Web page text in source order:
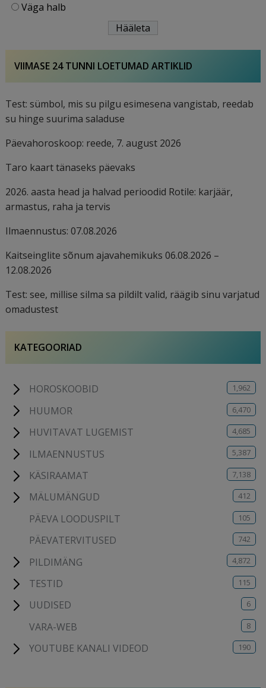
Väga halb
VIIMASE 24 TUNNI LOETUMAD ARTIKLID
Test: sümbol, mis su pilgu esimesena vangistab, reedab
su hinge suurima saladuse
Päevahoroskoop: reede, 7. august 2026
Taro kaart tänaseks päevaks
2026. aasta head ja halvad perioodid Rotile: karjäär,
armastus, raha ja tervis
Ilmaennustus: 07.08.2026
Kaitseinglite sõnum ajavahemikuks 06.08.2026 –
12.08.2026
Test: see, millise silma sa pildilt valid, räägib sinu varjatud
omadustest
KATEGOORIAD
HOROSKOOBID 1,962
HUUMOR 6,470
HUVITAVAT LUGEMIST 4,685
ILMAENNUSTUS 5,387
KÄSIRAAMAT 7,138
MÄLUMÄNGUD 412
PÄEVA LOODUSPILT 105
PÄEVATERVITUSED 742
PILDIMÄNG 4,872
TESTID 115
UUDISED 6
VARA-WEB 8
YOUTUBE KANALI VIDEOD 190